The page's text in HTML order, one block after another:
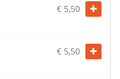
€ 5,50
€ 5,50